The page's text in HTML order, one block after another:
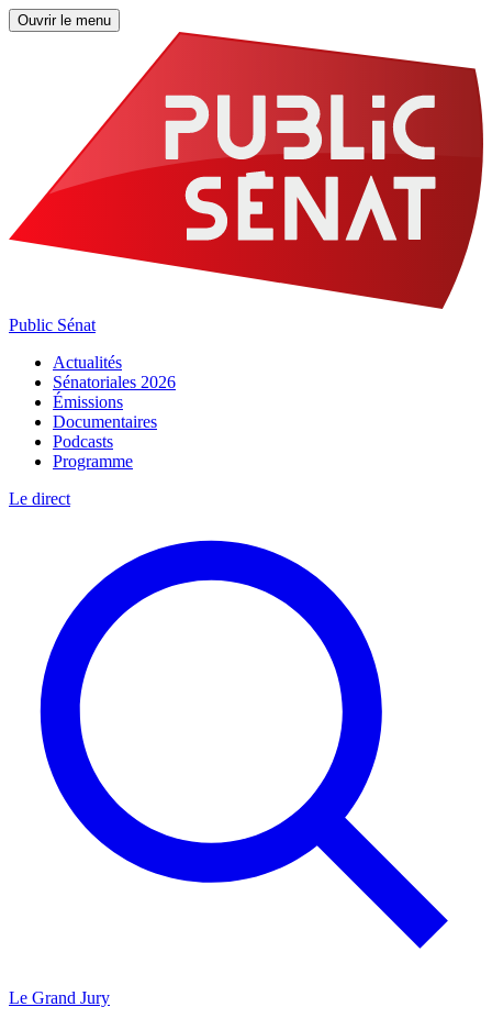
Ouvrir le menu
Public Sénat
Actualités
Sénatoriales 2026
Émissions
Documentaires
Podcasts
Programme
Le direct
Le Grand Jury